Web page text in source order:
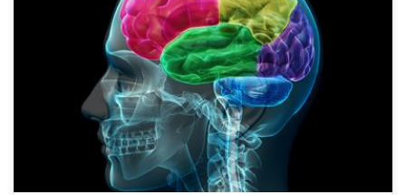
Wzrost mózgu nie dotyczy wyłącznie okresu dojrzewania. Mózg
ludzki doświadcza neurogenezy także w wieku dorosłym, co, co
ciekawe, wydaje się być zwiększone pod wpływem marihuany.
Zgadza się, używanie konopi indyjskich może faktycznie poprawić
funkcjonowanie mózgu i promować neurogenezę, pomimo
popularnych […]